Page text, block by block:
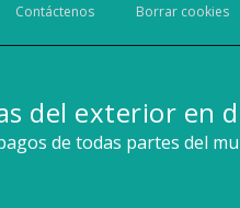
Borrar cookies
Contáctenos
del exterior en
de todas partes del